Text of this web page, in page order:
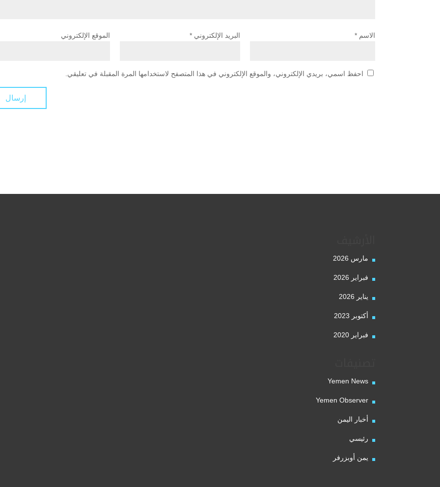
الاسم * البريد الإلكتروني * الموقع الإلكتروني
احفظ اسمي، بريدي الإلكتروني، والموقع الإلكتروني في هذا المتصفح لاستخدامها المرة المقبلة في تعليقي.
مارس 2026
فبراير 2026
يناير 2026
أكتوبر 2023
فبراير 2020
Yemen News
Yemen Observer
أخبار اليمن
رئيسي
يمن أوبزرفر